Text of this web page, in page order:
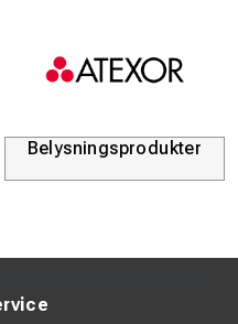
på skärmad
Belysningsprodukter